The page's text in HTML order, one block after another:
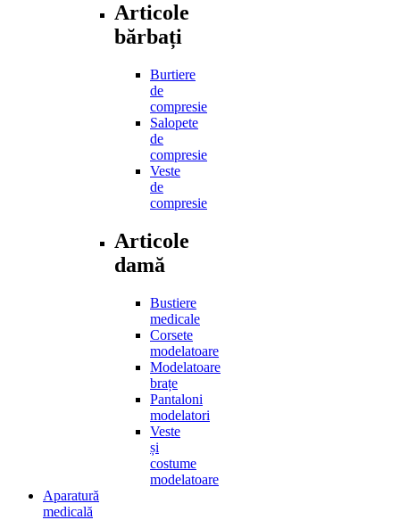
Articole
bărbați
Burtiere
de
compresie
Salopete
de
compresie
Veste
de
compresie
Articole
damă
Bustiere
medicale
Corsete
modelatoare
Modelatoare
brațe
Pantaloni
modelatori
Veste
și
costume
modelatoare
Aparatură
medicală